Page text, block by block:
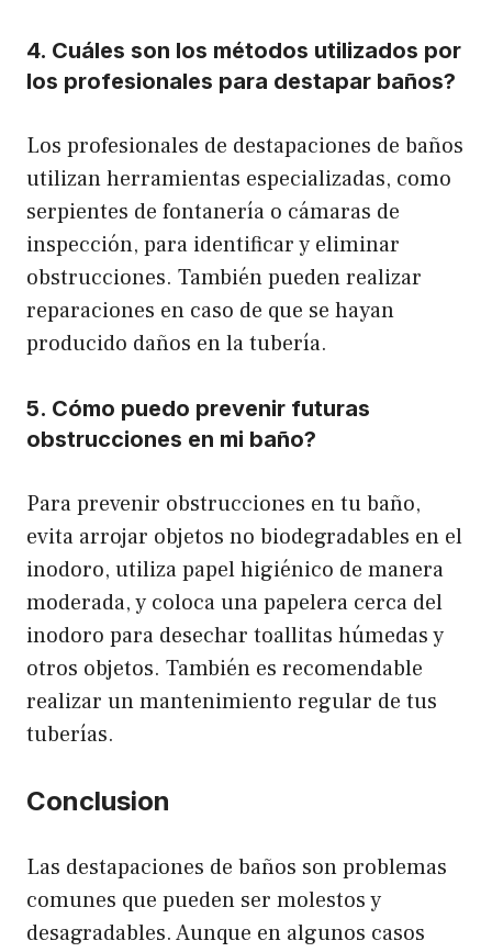
4. Cuáles son los métodos utilizados por
los profesionales para destapar baños?
Los profesionales de destapaciones de baños
utilizan herramientas especializadas, como
serpientes de fontanería o cámaras de
inspección, para identificar y eliminar
obstrucciones. También pueden realizar
reparaciones en caso de que se hayan
producido daños en la tubería.
5. Cómo puedo prevenir futuras
obstrucciones en mi baño?
Para prevenir obstrucciones en tu baño,
evita arrojar objetos no biodegradables en el
inodoro, utiliza papel higiénico de manera
moderada, y coloca una papelera cerca del
inodoro para desechar toallitas húmedas y
otros objetos. También es recomendable
realizar un mantenimiento regular de tus
tuberías.
Conclusion
Las destapaciones de baños son problemas
comunes que pueden ser molestos y
desagradables. Aunque en algunos casos